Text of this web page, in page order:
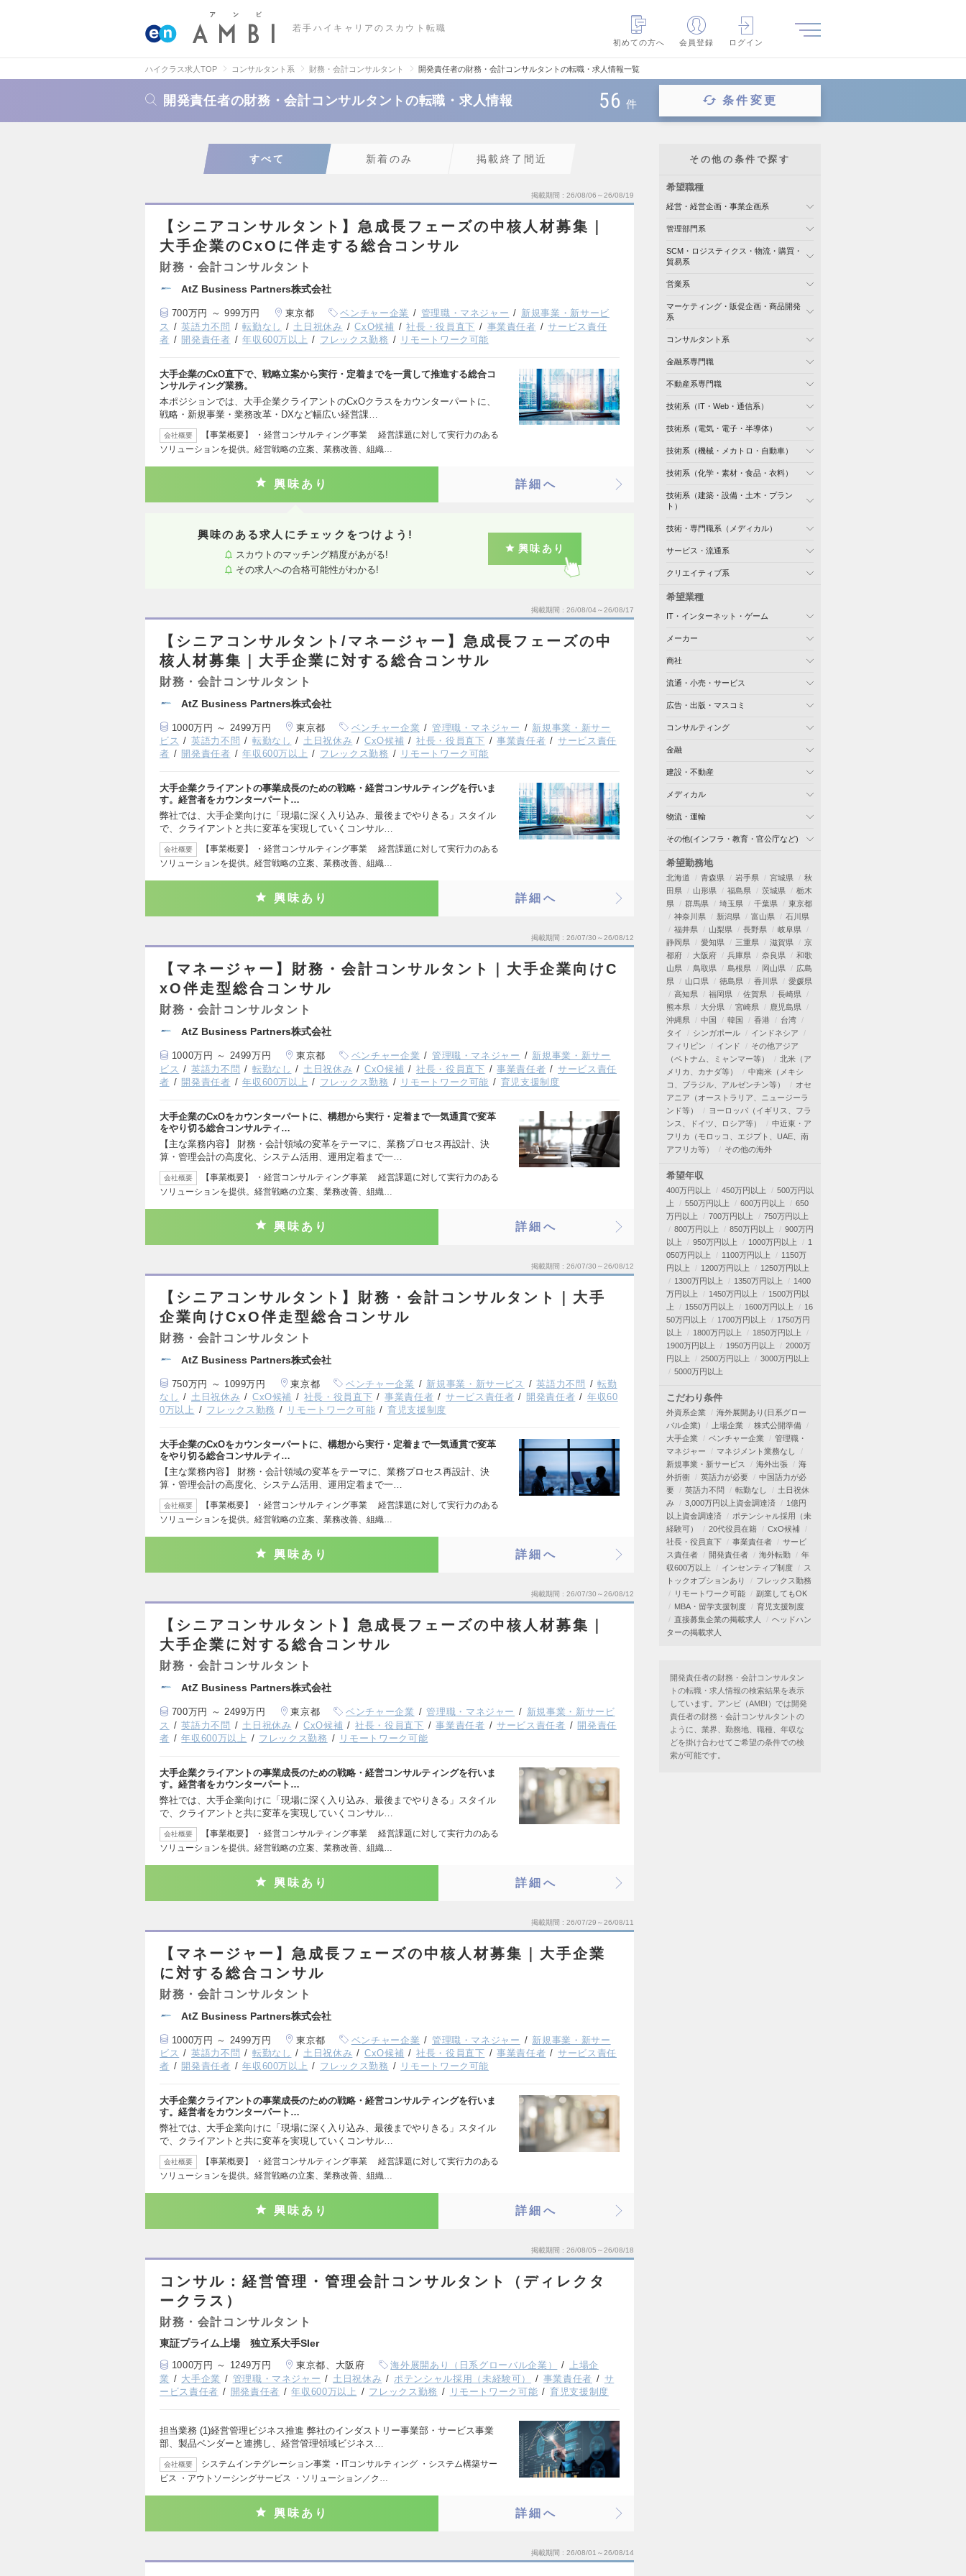
若手ハイキャリアのスカウト転職
初めての方へ
会員登録 ログイン
ハイクラス求人TOP コンサルタント系 財務・会計コンサルタント 開発責任者の財務・会計コンサルタントの転職・求人情報一覧
開発責任者の財務・会計コンサルタントの転職・求人情報 56 件 条件変更
すべて 新着のみ 掲載終了間近
掲載期間 26/08/06～26/08/19
【シニアコンサルタント】急成長フェーズの中核人材募集｜
大手企業のCxOに伴走する総合コンサル
財務・会計コンサルタント
AtZ Business Partners株式会社
700万円 ～ 999万円 東京都 ベンチャー企業 管理職・マネジャー
新規事業・新サービ
ス
英語力不問 転勤なし 土日祝休み CxO候補 社長・役員直下 事業責任者
サービス責任
者
開発責任者 年収600万以上 フレックス勤務 リモートワーク可能
大手企業のCxO直下で、戦略立案から実行・定着までを一貫して推進する総合コ
ンサルティング業務。
本ポジションでは、大手企業クライアントのCxOクラスをカウンターパートに、
戦略・新規事業・業務改革・DXなど幅広い経営課…
会社概要
【事業概要】 ・経営コンサルティング事業 経営課題に対して実行力のある
ソリューションを提供。経営戦略の立案、業務改善、組織…
興味あり 詳細へ
興味のある求人にチェックをつけよう!
スカウトのマッチング精度があがる!
その求人への合格可能性がわかる!
興味あり
掲載期間 26/08/04～26/08/17
【シニアコンサルタント/マネージャー】急成長フェーズの中
核人材募集｜大手企業に対する総合コンサル
財務・会計コンサルタント
AtZ Business Partners株式会社
1000万円 ～ 2499万円 東京都 ベンチャー企業 管理職・マネジャー
新規事業・新サー
ビス
英語力不問 転勤なし 土日祝休み CxO候補 社長・役員直下 事業責任者
サービス責任
者
開発責任者 年収600万以上 フレックス勤務 リモートワーク可能
大手企業クライアントの事業成長のための戦略・経営コンサルティングを行いま
す。経営者をカウンターパート…
弊社では、大手企業向けに「現場に深く入り込み、最後までやりきる」スタイル
で、クライアントと共に変革を実現していくコンサル…
会社概要
【事業概要】 ・経営コンサルティング事業 経営課題に対して実行力のある
ソリューションを提供。経営戦略の立案、業務改善、組織…
興味あり 詳細へ
掲載期間 26/07/30～26/08/12
【マネージャー】財務・会計コンサルタント｜大手企業向けC
xO伴走型総合コンサル
財務・会計コンサルタント
AtZ Business Partners株式会社
1000万円 ～ 2499万円 東京都 ベンチャー企業 管理職・マネジャー
新規事業・新サー
ビス
英語力不問 転勤なし 土日祝休み CxO候補 社長・役員直下 事業責任者
サービス責任
者
開発責任者 年収600万以上 フレックス勤務 リモートワーク可能 育児支援制度
大手企業のCxOをカウンターパートに、構想から実行・定着まで一気通貫で変革
をやり切る総合コンサルティ…
【主な業務内容】 財務・会計領域の変革をテーマに、業務プロセス再設計、決
算・管理会計の高度化、システム活用、運用定着まで一…
会社概要
【事業概要】 ・経営コンサルティング事業 経営課題に対して実行力のある
ソリューションを提供。経営戦略の立案、業務改善、組織…
興味あり 詳細へ
掲載期間 26/07/30～26/08/12
【シニアコンサルタント】財務・会計コンサルタント｜大手
企業向けCxO伴走型総合コンサル
財務・会計コンサルタント
AtZ Business Partners株式会社
750万円 ～ 1099万円 東京都 ベンチャー企業 新規事業・新サービス 英語力不問
転勤
なし
土日祝休み CxO候補 社長・役員直下 事業責任者 サービス責任者 開発責任者
年収60
0万以上
フレックス勤務 リモートワーク可能 育児支援制度
大手企業のCxOをカウンターパートに、構想から実行・定着まで一気通貫で変革
をやり切る総合コンサルティ…
【主な業務内容】 財務・会計領域の変革をテーマに、業務プロセス再設計、決
算・管理会計の高度化、システム活用、運用定着まで一…
会社概要
【事業概要】 ・経営コンサルティング事業 経営課題に対して実行力のある
ソリューションを提供。経営戦略の立案、業務改善、組織…
興味あり 詳細へ
掲載期間 26/07/30～26/08/12
【シニアコンサルタント】急成長フェーズの中核人材募集｜
大手企業に対する総合コンサル
財務・会計コンサルタント
AtZ Business Partners株式会社
700万円 ～ 2499万円 東京都 ベンチャー企業 管理職・マネジャー
新規事業・新サービ
ス
英語力不問 土日祝休み CxO候補 社長・役員直下 事業責任者 サービス責任者
開発責任
者
年収600万以上 フレックス勤務 リモートワーク可能
大手企業クライアントの事業成長のための戦略・経営コンサルティングを行いま
す。経営者をカウンターパート…
弊社では、大手企業向けに「現場に深く入り込み、最後までやりきる」スタイル
で、クライアントと共に変革を実現していくコンサル…
会社概要
【事業概要】 ・経営コンサルティング事業 経営課題に対して実行力のある
ソリューションを提供。経営戦略の立案、業務改善、組織…
興味あり 詳細へ
掲載期間 26/07/29～26/08/11
【マネージャー】急成長フェーズの中核人材募集｜大手企業
に対する総合コンサル
財務・会計コンサルタント
AtZ Business Partners株式会社
1000万円 ～ 2499万円 東京都 ベンチャー企業 管理職・マネジャー
新規事業・新サー
ビス
英語力不問 転勤なし 土日祝休み CxO候補 社長・役員直下 事業責任者
サービス責任
者
開発責任者 年収600万以上 フレックス勤務 リモートワーク可能
大手企業クライアントの事業成長のための戦略・経営コンサルティングを行いま
す。経営者をカウンターパート…
弊社では、大手企業向けに「現場に深く入り込み、最後までやりきる」スタイル
で、クライアントと共に変革を実現していくコンサル…
会社概要
【事業概要】 ・経営コンサルティング事業 経営課題に対して実行力のある
ソリューションを提供。経営戦略の立案、業務改善、組織…
興味あり 詳細へ
掲載期間 26/08/05～26/08/18
コンサル：経営管理・管理会計コンサルタント（ディレクタ
ークラス）
財務・会計コンサルタント
東証プライム上場 独立系大手SIer
1000万円 ～ 1249万円 東京都、大阪府 海外展開あり（日系グローバル企業）
上場企
業
大手企業 管理職・マネジャー 土日祝休み ポテンシャル採用（未経験可） 事業責任者
サ
ービス責任者
開発責任者 年収600万以上 フレックス勤務 リモートワーク可能 育児支援制度
担当業務 (1)経営管理ビジネス推進 弊社のインダストリー事業部・サービス事業
部、製品ベンダーと連携し、経営管理領域ビジネス…
会社概要
システムインテグレーション事業 ・ITコンサルティング ・システム構築サー
ビス ・アウトソーシングサービス ・ソリューション／ク…
興味あり 詳細へ
掲載期間 26/08/01～26/08/14
その他の条件で探す
希望職種
経営・経営企画・事業企画系
管理部門系
SCM・ロジスティクス・物流・購買・
貿易系
営業系
マーケティング・販促企画・商品開発
系
コンサルタント系
金融系専門職
不動産系専門職
技術系（IT・Web・通信系）
技術系（電気・電子・半導体）
技術系（機械・メカトロ・自動車）
技術系（化学・素材・食品・衣料）
技術系（建築・設備・土木・プラン
ト）
技術・専門職系（メディカル）
サービス・流通系
クリエイティブ系
希望業種
IT・インターネット・ゲーム
メーカー
商社
流通・小売・サービス
広告・出版・マスコミ
コンサルティング
金融
建設・不動産
メディカル
物流・運輸
その他(インフラ・教育・官公庁など)
希望勤務地
北海道 青森県 岩手県 宮城県
秋
田県
山形県 福島県 茨城県
栃木
県
群馬県 埼玉県 千葉県
東京都
神奈川県
新潟県 富山県
石川県
福井県
山梨県 長野県
岐阜県
静岡県
愛知県 三重県 滋賀県
京
都府
大阪府 兵庫県 奈良県
和歌
山県
鳥取県 島根県 岡山県
広島
県
山口県 徳島県 香川県
愛媛県
高知県
福岡県 佐賀県
長崎県
熊本県
大分県 宮崎県
鹿児島県
沖縄県
中国 韓国 香港
台湾
タイ
シンガポール
インドネシア
フィリピン
インド
その他アジア
（ベトナム、ミャンマー等）
北米（ア
メリカ、カナダ等）
中南米（メキシ
コ、ブラジル、アルゼンチン等）
オセ
アニア（オーストラリア、ニュージーラ
ンド等）
ヨーロッパ（イギリス、フラ
ンス、ドイツ、ロシア等）
中近東・ア
フリカ（モロッコ、エジプト、UAE、南
アフリカ等）
その他の海外
希望年収
400万円以上 450万円以上
500万円以
上
550万円以上 600万円以上
650
万円以上
700万円以上
750万円以上
800万円以上
850万円以上
900万円
以上
950万円以上 1000万円以上
1
050万円以上
1100万円以上
1150万
円以上
1200万円以上
1250万円以上
1300万円以上
1350万円以上
1400
万円以上
1450万円以上
1500万円以
上
1550万円以上 1600万円以上
16
50万円以上
1700万円以上
1750万円
以上
1800万円以上
1850万円以上
1900万円以上
1950万円以上
2000万
円以上
2500万円以上
3000万円以上
5000万円以上
こだわり条件
外資系企業
海外展開あり(日系グロー
バル企業)
上場企業
株式公開準備
大手企業
ベンチャー企業
管理職・
マネジャー
マネジメント業務なし
新規事業・新サービス
海外出張
海
外折衝
英語力が必要
中国語力が必
要
英語力不問 転勤なし
土日祝休
み
3,000万円以上資金調達済
1億円
以上資金調達済
ポテンシャル採用（未
経験可）
20代役員在籍
CxO候補
社長・役員直下
事業責任者
サービ
ス責任者
開発責任者 海外転勤
年
収600万以上
インセンティブ制度
ス
トックオプションあり
フレックス勤務
リモートワーク可能
副業してもOK
MBA・留学支援制度
育児支援制度
直接募集企業の掲載求人
ヘッドハン
ターの掲載求人
開発責任者の財務・会計コンサルタン
トの転職・求人情報の検索結果を表示
しています。アンビ（AMBI）では開発
責任者の財務・会計コンサルタントの
ように、業界、勤務地、職種、年収な
どを掛け合わせてご希望の条件での検
索が可能です。